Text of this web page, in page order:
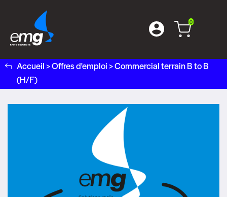
0
Accueil>Offres d'emploi>Commercial terrain B to B
(H/F)